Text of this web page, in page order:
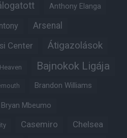
Anthony Elanga
Arsenal
Center Átigazolások
Bajnokok Ligája
Brandon Williams
Bryan Mbeumo
Casemiro Chelsea